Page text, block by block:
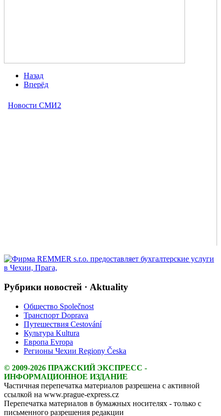
Назад
Вперёд
Рубрики новостей · Aktuality
Общество Společnost
Транспорт Doprava
Путешествия Cestování
Культура Kultura
Европа Evropa
Регионы Чехии Regiony Česka
© 2009-2026 ПРАЖСКИЙ ЭКСПРЕСС -
ИНФОРМАЦИОННОЕ ИЗДАНИЕ
Частичная перепечатка материалов разрешена с активной
ссылкой на www.prague-express.cz
Перепечатка материалов в бумажных носителях - только с
письменного разрешения редакции